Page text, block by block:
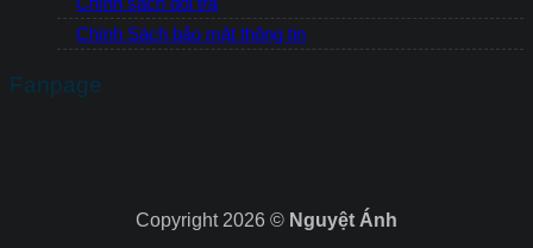
Chính Sách bảo mật thông tin
Fanpage
Copyright 2026 © Nguyệt Ánh